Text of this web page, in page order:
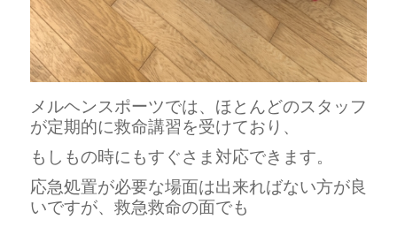
メルヘンスポーツでは、ほとんどのスタッフ
が定期的に救命講習を受けており、
もしもの時にもすぐさま対応できます。
応急処置が必要な場面は出来ればない方が良
いですが、救急救命の面でも